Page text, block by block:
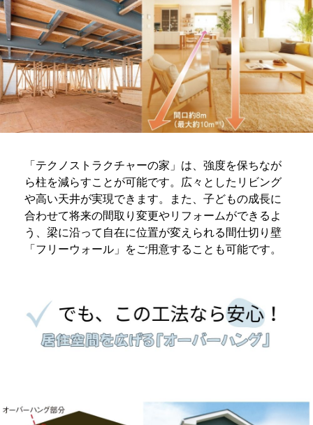
「テクノストラクチャーの家」は、強度を保ちなが
ら柱を減らすことが可能です。広々としたリビング
や高い天井が実現できます。また、子どもの成長に
合わせて将来の間取り変更やリフォームができるよ
う、梁に沿って自在に位置が変えられる間仕切り壁
「フリーウォール」をご用意することも可能です。